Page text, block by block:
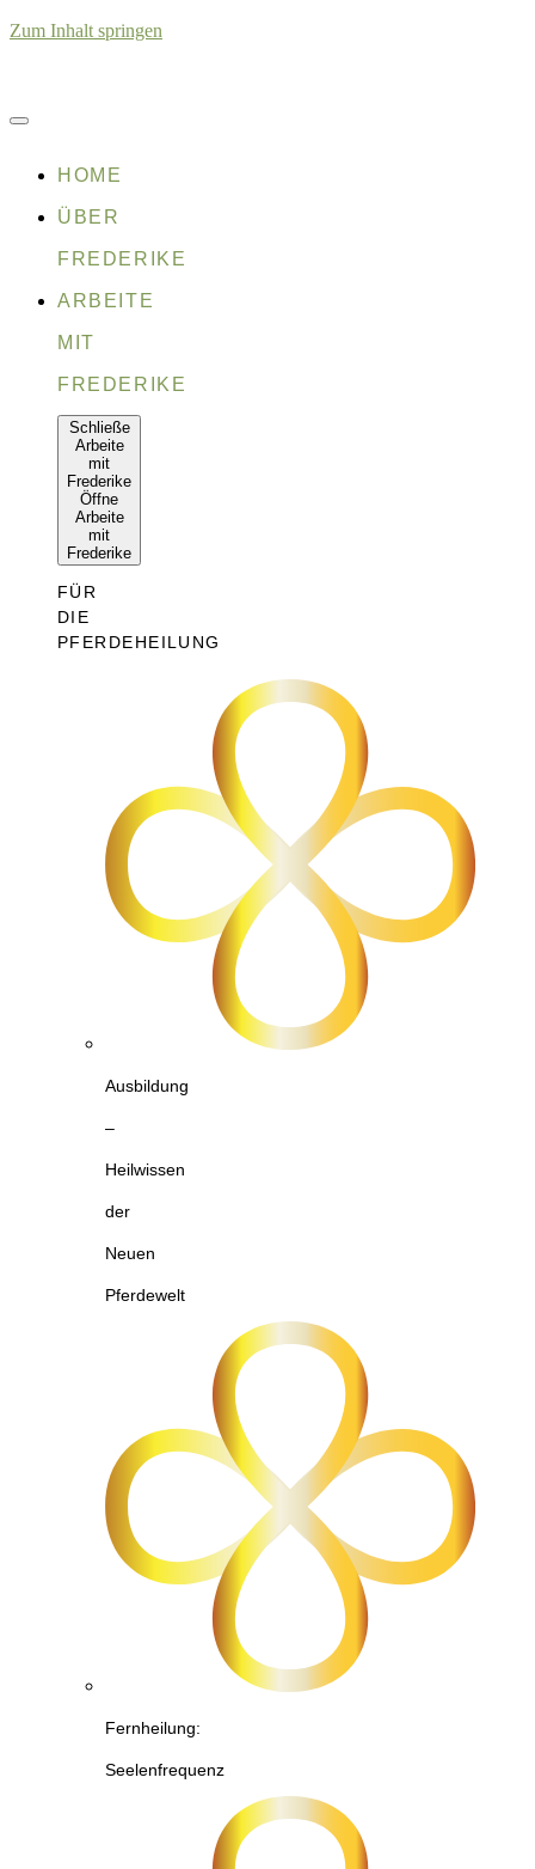
Zum Inhalt springen
HOME
ÜBER
FREDERIKE
ARBEITE
MIT
FREDERIKE
Schließe
Arbeite
mit
Frederike
Öffne
Arbeite
mit
Frederike
FÜR
DIE
PFERDEHEILUNG
Ausbildung
–
Heilwissen
der
Neuen
Pferdewelt
Fernheilung:
Seelenfrequenz